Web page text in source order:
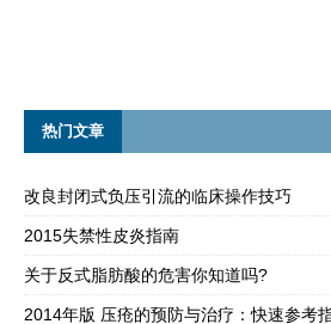
热门文章
改良封闭式负压引流的临床操作技巧
2015失禁性皮炎指南
关于反式脂肪酸的危害你知道吗?
2014年版 压疮的预防与治疗：快速参考